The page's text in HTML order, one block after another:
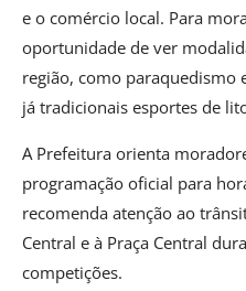
e o comércio local. Para
oportunidade de ver
região, como paraquedismo
já tradicionais esportes de
A Prefeitura orienta
programação oficial para
recomenda atenção ao
Central e à Praça Central
competições.